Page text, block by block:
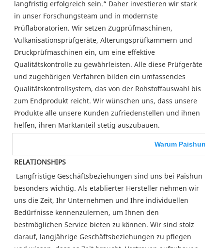
langfristig erfolgreich sein.“ Daher investieren wir stark
in unser Forschungsteam und in modernste
Prüflaboratorien. Wir setzen Zugprüfmaschinen,
Vulkanisationsprüfgeräte, Alterungsprüfkammern und
Druckprüfmaschinen ein, um eine effektive
Qualitätskontrolle zu gewährleisten. Alle diese Prüfgeräte
und zugehörigen Verfahren bilden ein umfassendes
Qualitätskontrollsystem, das von der Rohstoffauswahl bis
zum Endprodukt reicht. Wir wünschen uns, dass unsere
Produkte alle unsere Kunden zufriedenstellen und ihnen
helfen, ihren Marktanteil stetig auszubauen.
Warum Paishun
RELATIONSHIPS
besonders wichtig. Als etablierter Hersteller nehmen wir
uns die Zeit, Ihr Unternehmen und Ihre individuellen
Bedürfnisse kennenzulernen, um Ihnen den
bestmöglichen Service bieten zu können. Wir sind stolz
darauf, langjährige Geschäftsbeziehungen zu pflegen